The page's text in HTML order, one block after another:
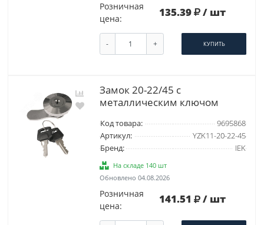
Розничная
цена:
135.39 / шт
- + КУПИТЬ
Замок 20-22/45 с
металлическим ключом
Код товара:
9695868
Артикул:
YZK11-20-22-45
Бренд:
IEK
На складе 140 шт
Обновлено 04.08.2026
Розничная
цена:
141.51 / шт